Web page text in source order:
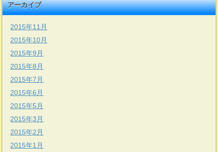
アーカイブ
2015年11月
2015年10月
2015年9月
2015年8月
2015年7月
2015年6月
2015年5月
2015年3月
2015年2月
2015年1月